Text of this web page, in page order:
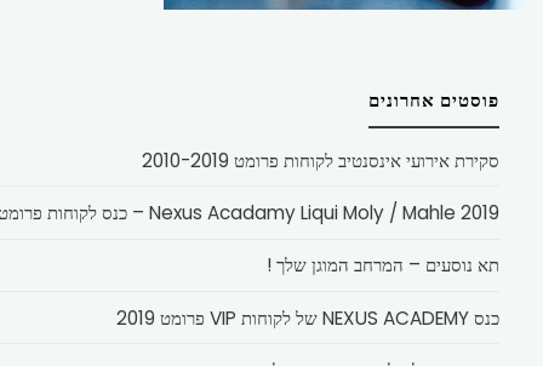
פוסטים אחרונים
סקירת אירועי אינסנטיב לקוחות פרומט 2010-2019
Nexus Acadamy Liqui Moly / Mahle 2019 – כנס לקוחות פרומט
תא נוסעים – המרחב המוגן שלך !
כנס NEXUS ACADEMY של לקוחות VIP פרומט 2019